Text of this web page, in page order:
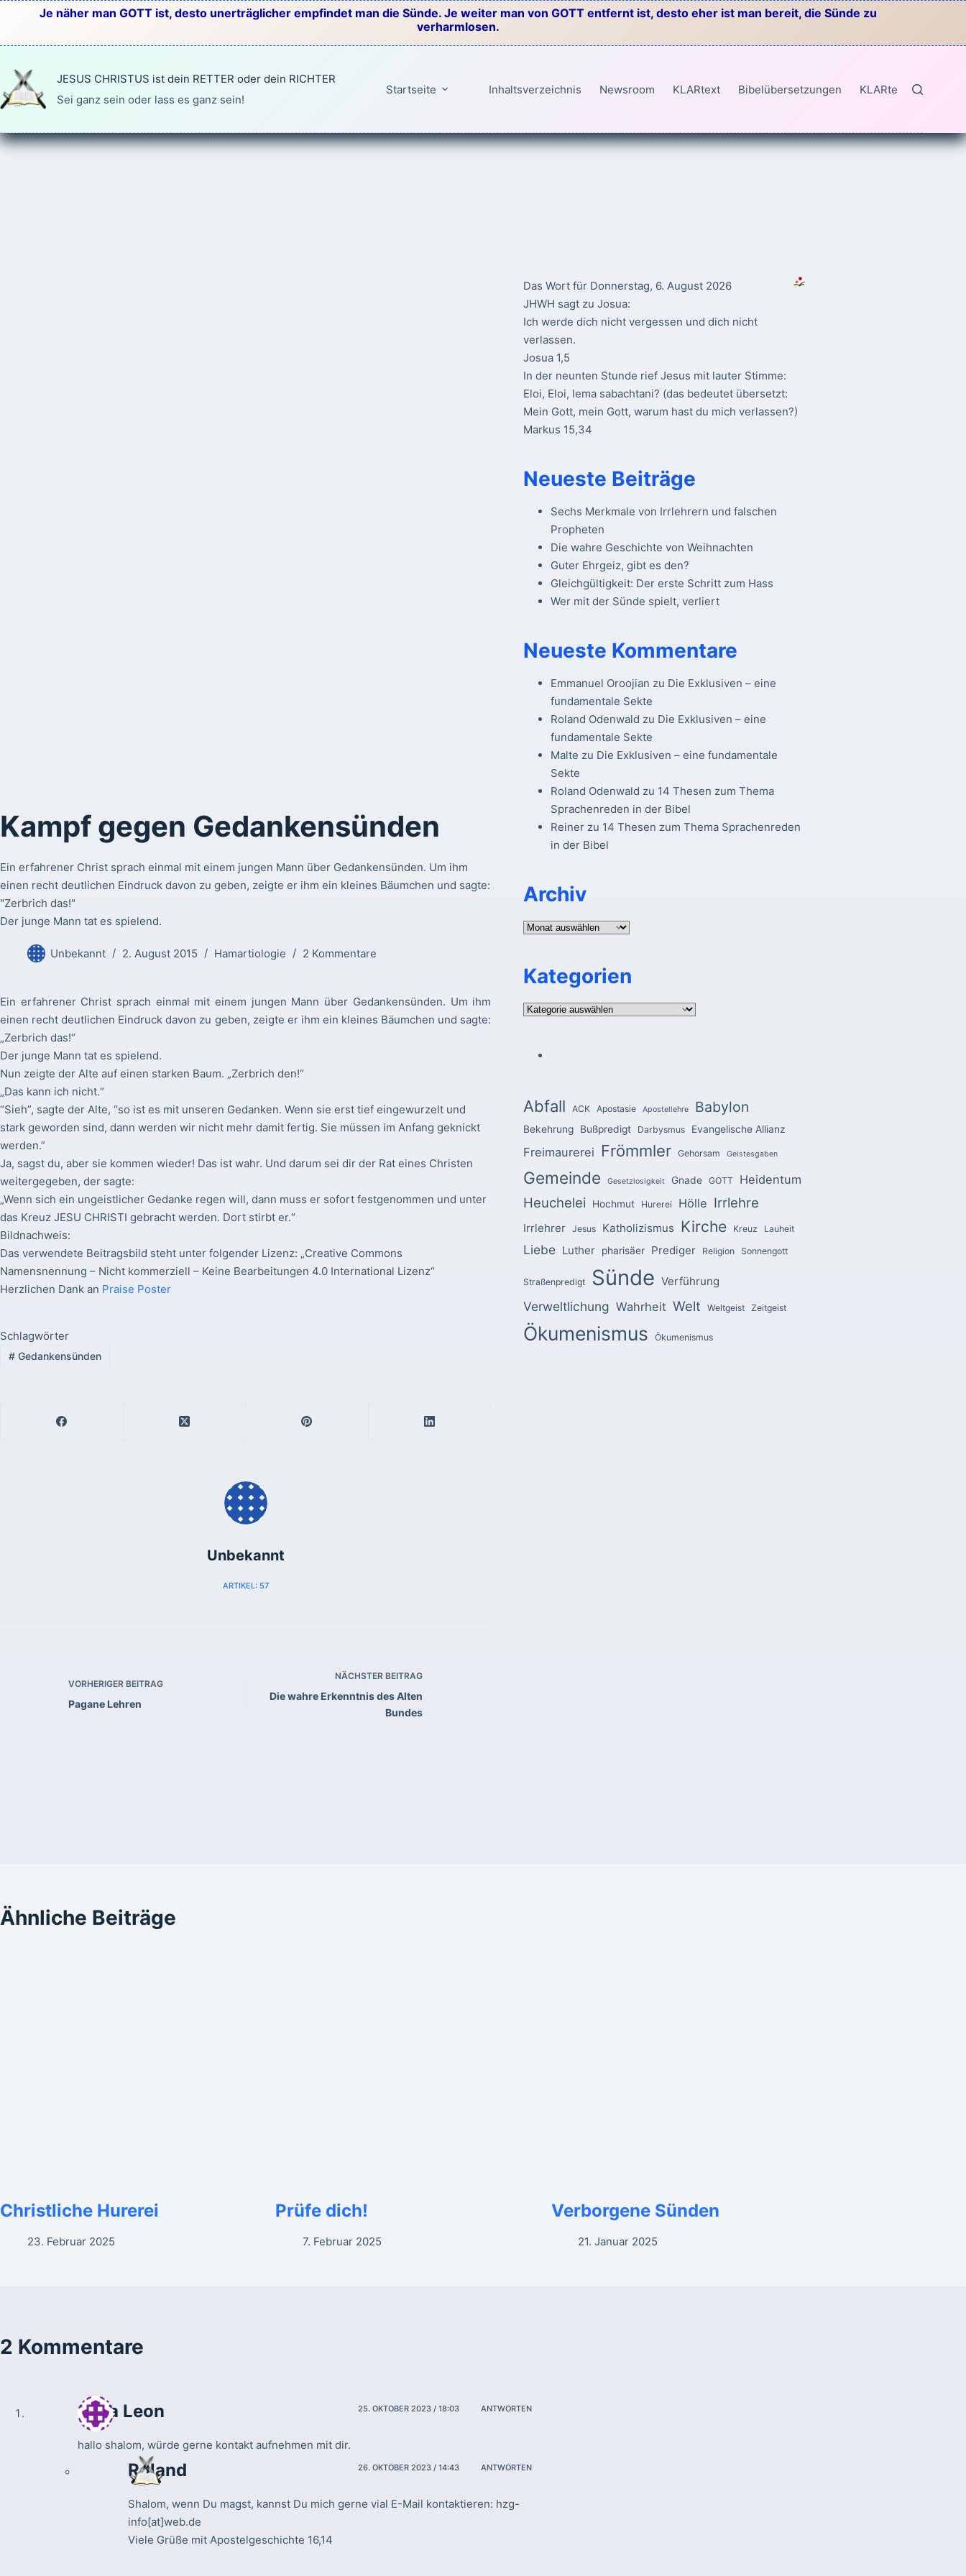
springen
Je näher man GOTT ist, desto unerträglicher empfindet man die Sünde. Je weiter man von GOTT entfernt ist, desto eher ist man bereit, die Sünde zu
verharmlosen.
JESUS CHRISTUS ist dein RETTER oder dein RICHTER
Sei ganz sein oder lass es ganz sein!
Startseite Inhaltsverzeichnis Newsroom KLARtext Bibelübersetzungen KLARtext
Kampf gegen Gedankensünden
Ein erfahrener Christ sprach einmal mit einem jungen Mann über Gedankensünden. Um ihm
einen recht deutlichen Eindruck davon zu geben, zeigte er ihm ein kleines Bäumchen und sagte:
"Zerbrich das!"
Der junge Mann tat es spielend.
Unbekannt 2. August 2015 Hamartiologie 2 Kommentare
Ein erfahrener Christ sprach einmal mit einem jungen Mann über Gedankensünden. Um ihm
einen recht deutlichen Eindruck davon zu geben, zeigte er ihm ein kleines Bäumchen und sagte:
„Zerbrich das!“
Der junge Mann tat es spielend.
Nun zeigte der Alte auf einen starken Baum. „Zerbrich den!“
„Das kann ich nicht.“
“Sieh”, sagte der Alte, “so ist es mit unseren Gedanken. Wenn sie erst tief eingewurzelt und
stark geworden sind, dann werden wir nicht mehr damit fertig. Sie müssen im Anfang geknickt
werden.”
Ja, sagst du, aber sie kommen wieder! Das ist wahr. Und darum sei dir der Rat eines Christen
weitergegeben, der sagte:
„Wenn sich ein ungeistlicher Gedanke regen will, dann muss er sofort festgenommen und unter
das Kreuz JESU CHRISTI gebracht werden. Dort stirbt er.“
Bildnachweis:
Das verwendete Beitragsbild steht unter folgender Lizenz: „Creative Commons
Namensnennung – Nicht kommerziell – Keine Bearbeitungen 4.0 International Lizenz“
Herzlichen Dank an Praise Poster
Schlagwörter
#Gedankensünden
Unbekannt
ARTIKEL: 57
VORHERIGER BEITRAG
Pagane Lehren
NÄCHSTER BEITRAG
Die wahre Erkenntnis des Alten
Bundes
Das Wort für Donnerstag, 6. August 2026
JHWH sagt zu Josua:
Ich werde dich nicht vergessen und dich nicht
verlassen.
Josua 1,5
In der neunten Stunde rief Jesus mit lauter Stimme:
Eloi, Eloi, lema sabachtani? (das bedeutet übersetzt:
Mein Gott, mein Gott, warum hast du mich verlassen?)
Markus 15,34
Neueste Beiträge
Sechs Merkmale von Irrlehrern und falschen
Propheten
Die wahre Geschichte von Weihnachten
Guter Ehrgeiz, gibt es den?
Gleichgültigkeit: Der erste Schritt zum Hass
Wer mit der Sünde spielt, verliert
Neueste Kommentare
Emmanuel Oroojian zu Die Exklusiven – eine
fundamentale Sekte
Roland Odenwald zu Die Exklusiven – eine
fundamentale Sekte
Malte zu Die Exklusiven – eine fundamentale
Sekte
Roland Odenwald zu 14 Thesen zum Thema
Sprachenreden in der Bibel
Reinerzu 14 Thesen zum Thema Sprachenreden
in der Bibel
Archiv
Archiv
Kategorien
Kategorien
Abfall ACK Apostasie Apostellehre Babylon
Bekehrung Bußpredigt Darbysmus Evangelische Allianz
Freimaurerei Frömmler Gehorsam Geistesgaben
Gemeinde Gesetzlosigkeit Gnade GOTT Heidentum
Heuchelei Hochmut Hurerei Hölle Irrlehre
Irrlehrer Jesus Katholizismus Kirche Kreuz Lauheit
Liebe Luther pharisäer Prediger Religion Sonnengott
Straßenpredigt Sünde Verführung
Verweltlichung Wahrheit Welt Weltgeist Zeitgeist
Ökumenismus Ökumenismus
Ähnliche Beiträge
Christliche Hurerei
23. Februar 2025
Prüfe dich!
7. Februar 2025
Verborgene Sünden
21. Januar 2025
2 Kommentare
Sasa Leon 25. OKTOBER 2023 / 18:03 ANTWORTEN
hallo shalom, würde gerne kontakt aufnehmen mit dir.
Roland 26. OKTOBER 2023 / 14:43 ANTWORTEN
Shalom, wenn Du magst, kannst Du mich gerne vial E-Mail kontaktieren: hzg-
info[at]web.de
Viele Grüße mit Apostelgeschichte 16,14